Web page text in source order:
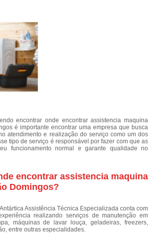
encontrar onde encontrar assistencia maquina
é importante encontrar uma empresa que busca
atendimento e realização do serviço como um dos
tipo de serviço é responsável por fazer com que as
funcionamento normal e garante qualidade no
encontrar assistencia maquina
Domingos?
Assistência Técnica Especializada conta com
realizando serviços de manutenção em
máquinas de lavar louça, geladeiras, freezers,
entre outras especialidades.